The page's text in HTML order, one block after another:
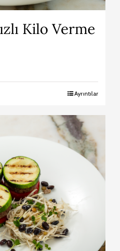
Kilo Verme
Ayrıntılar